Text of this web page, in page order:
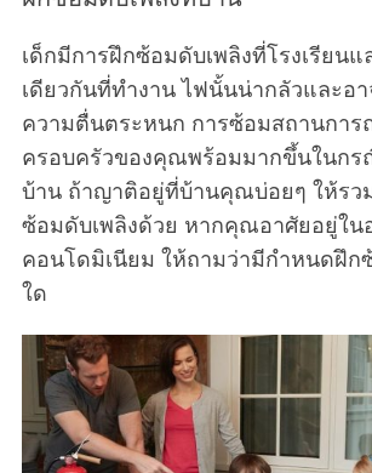
เด็กมีการฝึกซ้อมดับเพลิงที่โรงเรียน
เดียวกันที่ทำงาน ไฟนั้นน่ากลัวและอา
ความตื่นตระหนก การซ้อมสถานการ
ครอบครัวของคุณพร้อมมากขึ้นในกร
บ้าน ถ้าญาติอยู่ที่บ้านคุณบ่อยๆ ให้รว
ซ้อมดับเพลิงด้วย หากคุณอาศัยอยู่ใน
คอนโดมิเนียม ให้ถามว่ามีกำหนดฝึก
ใด